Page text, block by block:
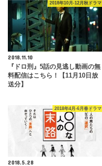
2018年10月-12月秋ドラマ
2018.11.10
『ドロ刑』5話の見逃し動画の無
料配信はこちら！【11月10日放
送分】
2018年4月-6月春ドラマ
2018.5.28